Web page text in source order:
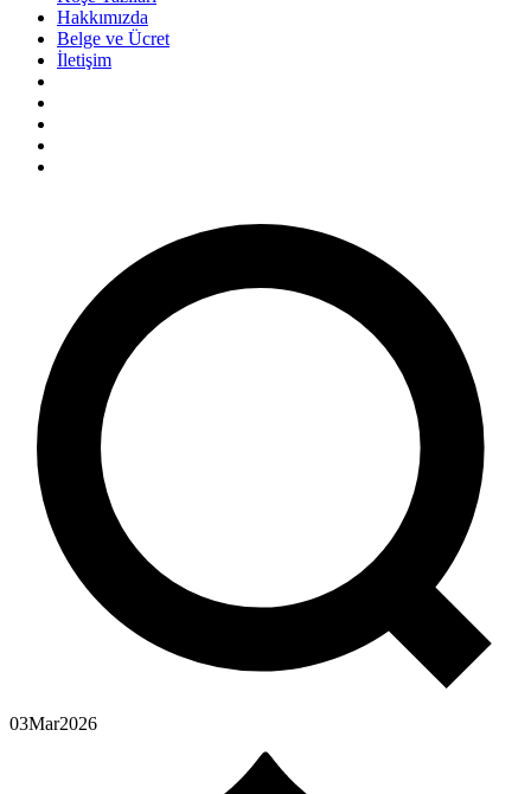
Hakkımızda
Belge ve Ücret
İletişim
03Mar2026